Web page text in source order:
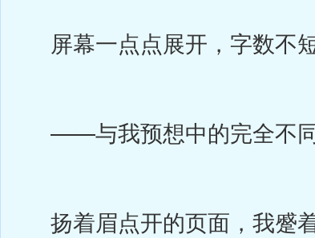
屏幕一点点展开，字数不
——与我预想中的完全不同
扬着眉点开的页面，我蹙着